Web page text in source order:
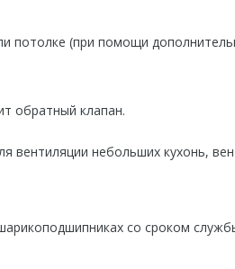
потолке (при помощи
обратный клапан.
небольших кухонь,
со сроком